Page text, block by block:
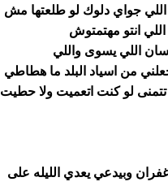
جواي دلوك لو طلعتها مش
انتو مهتمتوش
اللي يسوى واللي
من اسياد البلد ما هطاطي
لو كنت اتعميت ولا حطيت
وبيدعي يعدي الليله على